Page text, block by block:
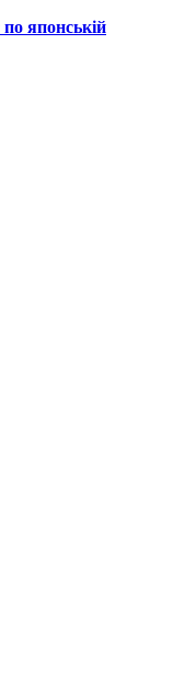
японській